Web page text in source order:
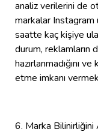
analiz verilerini de
markalar Instagram
saatte kaç kişiye
durum, reklamların
hazırlanmadığını
etme imkanı
6. Marka Bilinirliğini